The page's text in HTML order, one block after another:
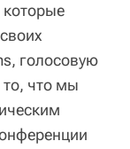
голосовую
что мы